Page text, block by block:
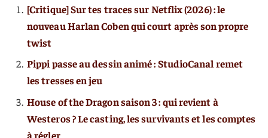
[Critique] Sur tes traces sur Netflix (2026) : le
nouveau Harlan Coben qui court après son propre
twist
Pippi passe au dessin animé : StudioCanal remet
les tresses en jeu
House of the Dragon saison 3 : qui revient à
Westeros ? Le casting, les survivants et les comptes
à régler